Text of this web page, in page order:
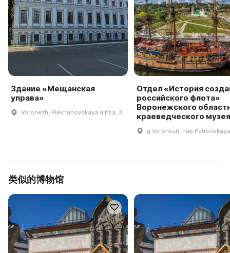
Здание «Мещанская
управа»
Voronezh, Plekhanovskaya ulitsa, 3
Отдел «История
российского флота»
Воронежского
краеведческого музея
g Voronezh, nab
类似的博物馆